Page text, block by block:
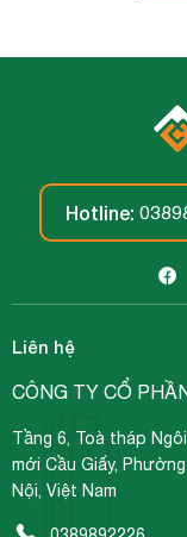
Hotline:
Liên hệ
CÔNG TY CỔ
Tầng 6, Toà tháp
mới Cầu Giấy,
Nội, Việt Nam